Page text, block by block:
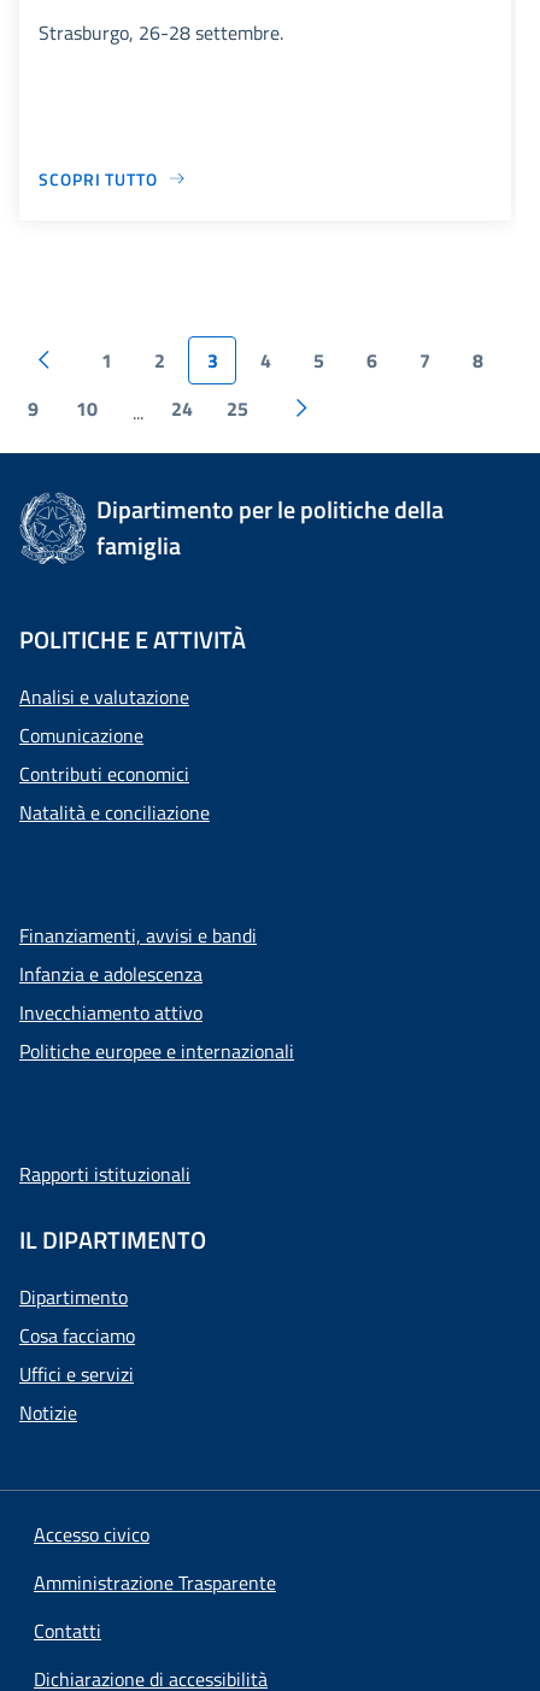
Strasburgo, 26-28 settembre.
SCOPRI TUTTO
1 2 3 4 5 6 7
8
9
10 ... 24 25
Dipartimento per le politiche della
famiglia
POLITICHE E ATTIVITÀ
Analisi e valutazione
Comunicazione
Contributi economici
Natalità e conciliazione
Finanziamenti, avvisi e bandi
Infanzia e adolescenza
Invecchiamento attivo
Politiche europee e internazionali
Rapporti istituzionali
IL DIPARTIMENTO
Dipartimento
Cosa facciamo
Uffici e servizi
Notizie
Accesso civico
Amministrazione Trasparente
Contatti
Dichiarazione di accessibilità